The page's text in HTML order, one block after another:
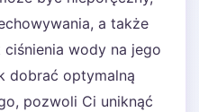
a także
wody na jego
dobrać optymalną
pozwoli Ci uniknąć